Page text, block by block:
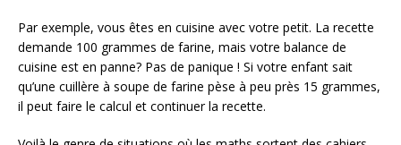
Par exemple, vous êtes en cuisine avec votre petit. La recette
demande 100 grammes de farine, mais votre balance de
cuisine est en panne? Pas de panique ! Si votre enfant sait
qu’une cuillère à soupe de farine pèse à peu près 15 grammes,
il peut faire le calcul et continuer la recette.